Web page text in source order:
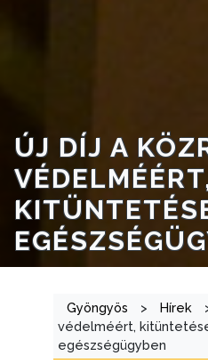
ÚJ DÍJ A
Gyöngyös > Hírek
védelméért,
egészségügyben